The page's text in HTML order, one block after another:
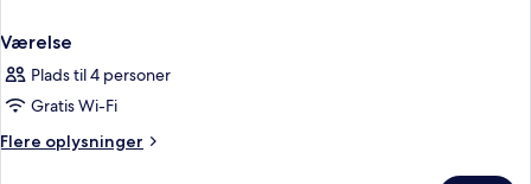
Værelse
Plads til 4 personer
Gratis Wi-Fi
Flere oplysninger
Flere